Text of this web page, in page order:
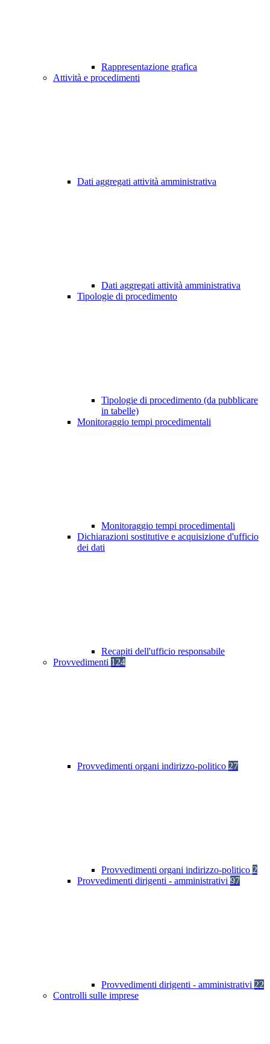
Rappresentazione grafica
Attività e procedimenti
Dati aggregati attività amministrativa
Dati aggregati attività amministrativa
Tipologie di procedimento
Tipologie di procedimento (da pubblicare
in tabelle)
Monitoraggio tempi procedimentali
Monitoraggio tempi procedimentali
Dichiarazioni sostitutive e acquisizione d'ufficio
dei dati
Recapiti dell'ufficio responsabile
Provvedimenti 124
Provvedimenti organi indirizzo-politico 27
Provvedimenti organi indirizzo-politico 2
Provvedimenti dirigenti - amministrativi 97
Provvedimenti dirigenti - amministrativi 22
Controlli sulle imprese